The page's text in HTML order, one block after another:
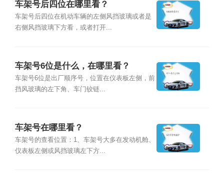
车架号后四位在哪里看？
车架号后四位在机动车辆的左侧风挡玻璃或者是
右侧风挡玻璃下方看，或者打开...
车架号6位是什么，在哪里看？
车架号6位是出厂顺序号，位置在仪表板左侧，前
挡风玻璃的左下角、车门铰链...
车架号在哪里看？
车架号的查看位置：1、车架号大多在发动机舱、
仪表板左侧或风挡玻璃左下方...